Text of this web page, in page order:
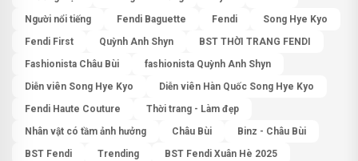
Người nổi tiếng
Fendi Baguette Fendi
Song Hye Kyo
Fendi First
Quỳnh Anh Shyn
BST THỜI TRANG FENDI
Fashionista Châu Bùi
fashionista Quỳnh Anh Shyn
Diễn viên Song Hye Kyo
Diễn viên Hàn Quốc Song Hye Kyo
Fendi Haute Couture
Thời trang - Làm đẹp
Nhân vật có tầm ảnh hưởng
Châu Bùi
Binz - Châu Bùi
BST Fendi
Trending
BST Fendi Xuân Hè 2025